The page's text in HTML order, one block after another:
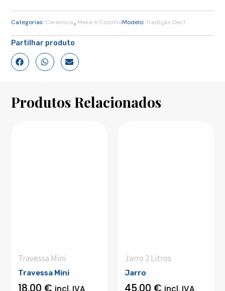
Categorias: Cerâmica, Mesa e CozinhaModelo:Tradição Dec1
Partilhar produto
Produtos Relacionados
Travessa Mini
Travessa Mini
incl. IVA
Jarro 2 Litros
Jarro
incl. IVA